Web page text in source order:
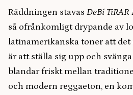
Räddningen stavas DeBí TiRAR
så ofrånkomligt drypande av
latinamerikanska toner att det
är att ställa sig upp och
blandar friskt mellan
och modern reggaeton, en